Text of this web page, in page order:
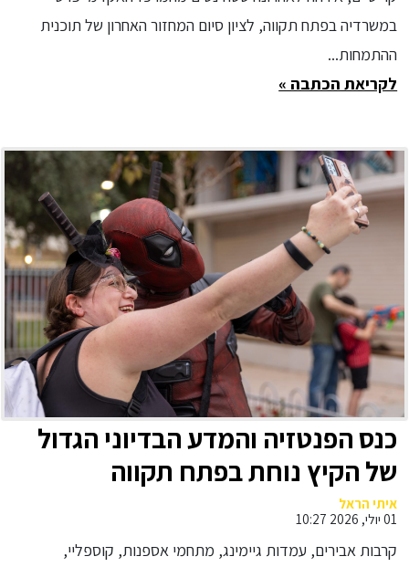
במשרדיה בפתח תקווה, לציון סיום המחזור האחרון של תוכנית
ההתמחות...
לקריאת הכתבה »
כנס הפנטזיה והמדע הבדיוני הגדול
של הקיץ נוחת בפתח תקווה
איתי הראל
01 יולי, 2026 10:27
קרבות אבירים, עמדות גיימינג, מתחמי אספנות, קוספליי,